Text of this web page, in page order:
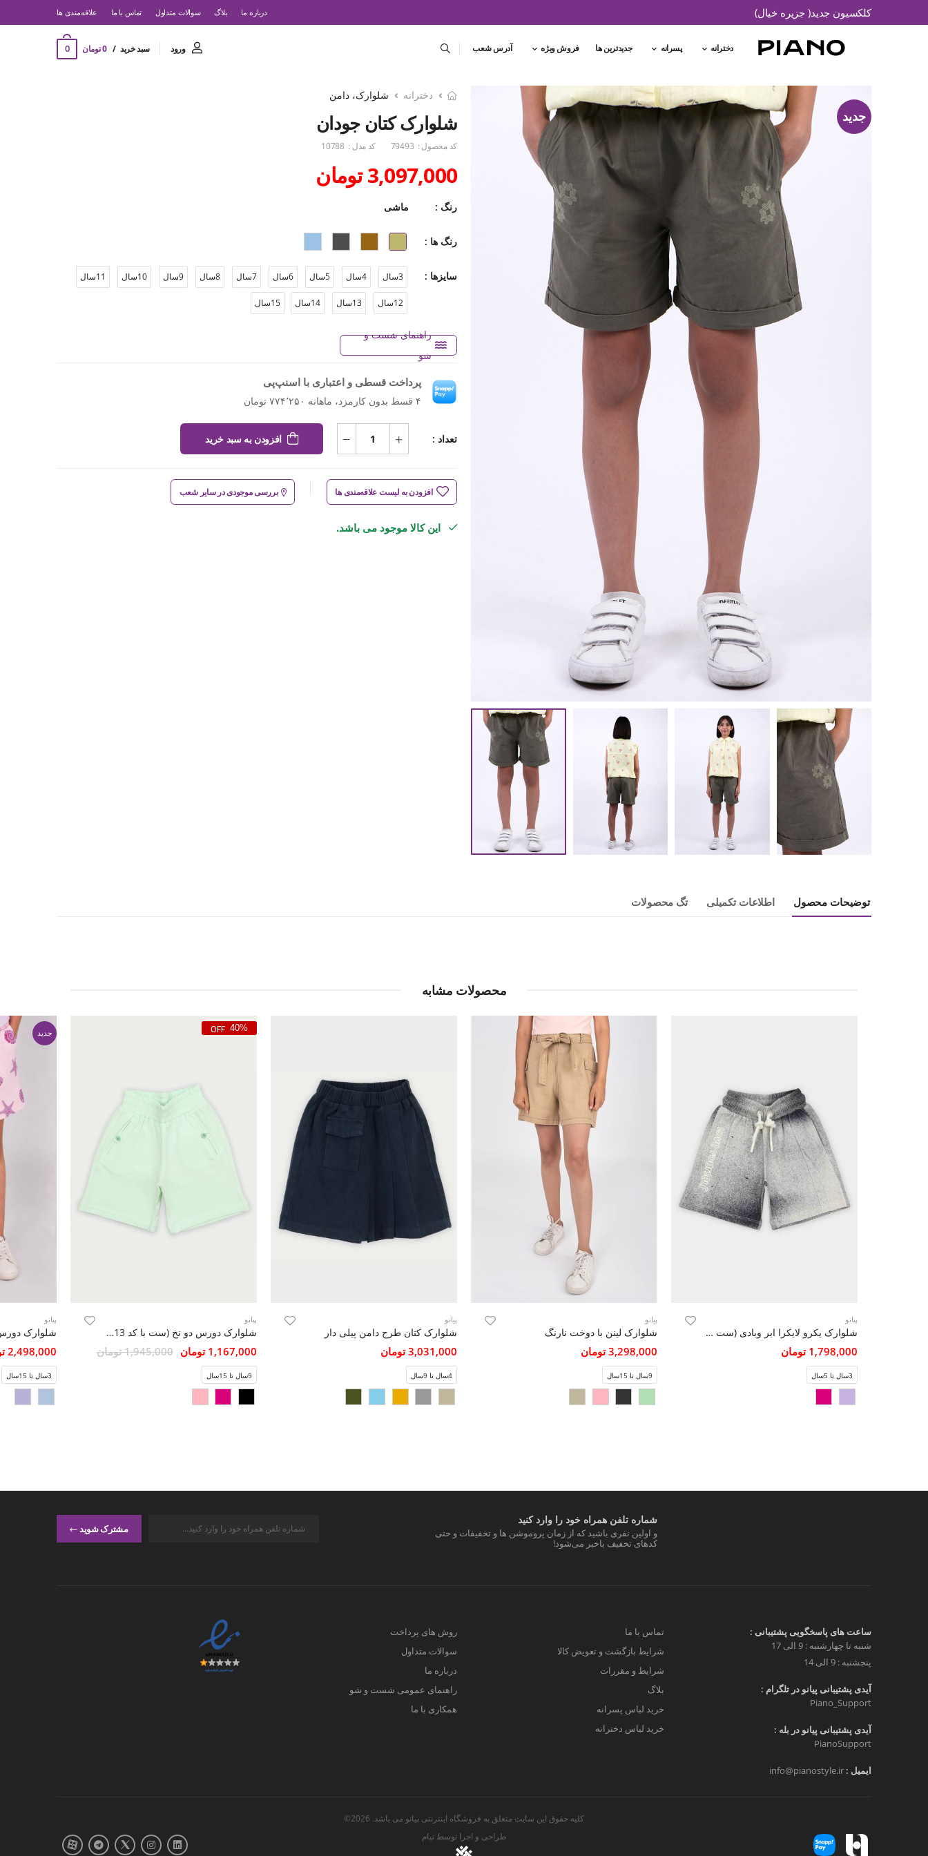
کلکسیون جدید( جزیره خیال) درباره ما بلاگ سوالات متداول تماس با ما ‌علاقه‌مندی ها
دخترانه پسرانه جدیدترین ها فروش ویژه آدرس شعب ورود سبد خرید 0 تومان 0
جدید
دخترانه شلوارک، دامن
شلوارک کتان جودان
کد محصول : 79493 کد مدل : 10788
3,097,000 تومان
رنگ : ماشی
رنگ ها :
سایزها : 3سال 4سال 5سال 6سال 7سال 8سال 9سال 10سال 11سال
12سال 13سال 14سال 15سال
راهنمای شست و
شو
پرداخت قسطی و اعتباری با اسنپ‌پی
۴ قسط بدون کارمزد، ماهانه ۷۷۴٬۲۵۰ تومان
تعداد : افزودن به سبد خرید
افزودن به لیست علاقه‌مندی ها بررسی موجودی در سایر شعب
این کالا موجود می باشد.
توضیحات محصول اطلاعات تکمیلی تگ محصولات
محصولات مشابه
پیانو
شلوارک یکرو لایکرا ابر وبادی (ست با 10403)
1,798,000 تومان
3سال تا 5سال
پیانو
شلوارک لینن با دوخت نارنگ
3,298,000 تومان
9سال تا 15سال
پیانو
شلوارک کتان طرح دامن پیلی دار
3,031,000 تومان
4سال تا 9سال
40%
پیانو
شلوارک دورس دو نخ (ست با کد 10413)
1,167,000 تومان 1,945,000 تومان
9سال تا 15سال
جدید
پیانو
2,498,000 تومان
3سال تا 15سال
شماره تلفن همراه خود را وارد کنید
و اولین نفری باشید که از زمان پروموشن ها و تخفیفات و حتی
کدهای تخفیف باخبر می‌شود!
مشترک شوید
ساعت های پاسخگویی پشتیبانی :
شنبه تا چهارشنبه : 9 الی 17
پنجشنبه : 9 الی 14
آیدی پشتیبانی پیانو در تلگرام :
Piano_Support
آیدی پشتیبانی پیانو در بله :
PianoSupport
ایمیل : info@pianostyle.ir
تماس با ما
شرایط بازگشت و تعویض کالا
شرایط و مقررات
بلاگ
خرید لباس پسرانه
خرید لباس دخترانه
روش های پرداخت
سوالات متداول
درباره ما
راهنمای عمومی شست و شو
همکاری با ما
کلیه حقوق این سایت متعلق به فروشگاه اینترنتی پیانو می باشد. 2026©
طراحی و اجرا توسطتیام